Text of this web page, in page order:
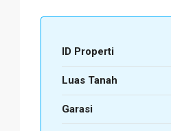
ID Properti
Luas Tanah
Garasi